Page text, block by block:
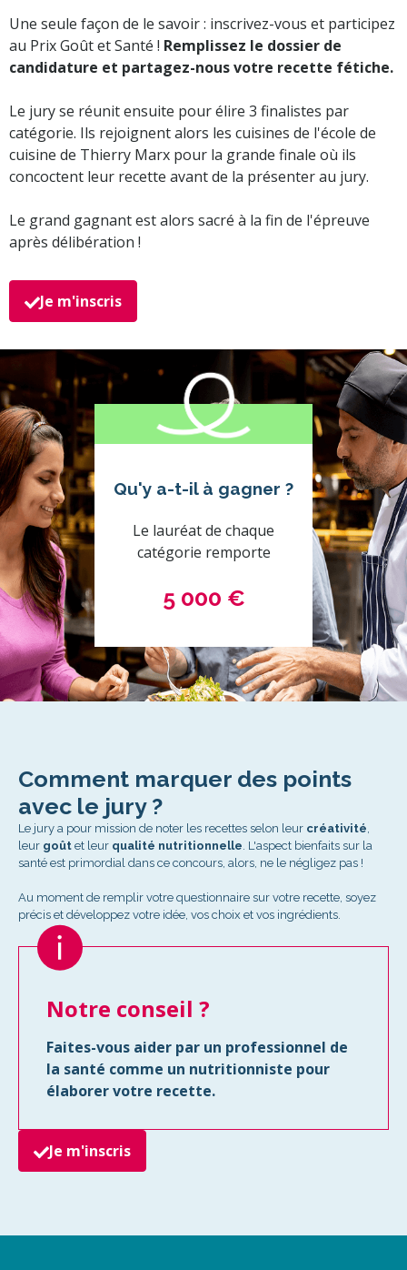
Une seule façon de le savoir : inscrivez-vous et participez
au Prix Goût et Santé ! Remplissez le dossier de
candidature et partagez-nous votre recette fétiche.
Le jury se réunit ensuite pour élire 3 finalistes par
catégorie. Ils rejoignent alors les cuisines de l'école de
cuisine de Thierry Marx pour la grande finale où ils
concoctent leur recette avant de la présenter au jury.
Le grand gagnant est alors sacré à la fin de l'épreuve
après délibération !
Je m'inscris
Qu'y a-t-il à gagner ?
Le lauréat de chaque
catégorie remporte
5 000 €
Comment marquer des points
avec le jury ?
Le jury a pour mission de noter les recettes selon leur créativité,
leur goût et leur qualité nutritionnelle. L'aspect bienfaits sur la
santé est primordial dans ce concours, alors, ne le négligez pas !
Au moment de remplir votre questionnaire sur votre recette, soyez
précis et développez votre idée, vos choix et vos ingrédients.
Notre conseil ?
Faites-vous aider par un professionnel de
la santé comme un nutritionniste pour
élaborer votre recette.
Je m'inscris